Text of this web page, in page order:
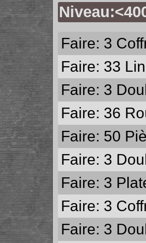
Faire: 3
Faire: 33
Faire: 3
Faire: 36
Faire: 50
Faire: 3
Faire: 3
Faire: 3
Faire: 3